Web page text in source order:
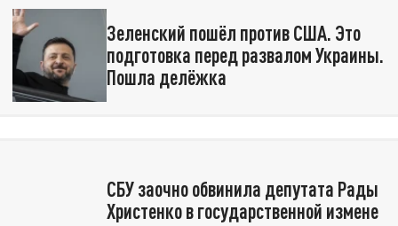
Зеленский пошёл против США. Это
подготовка перед развалом Украины.
Пошла делёжка
СБУ заочно обвинила депутата Рады
Христенко в государственной измене